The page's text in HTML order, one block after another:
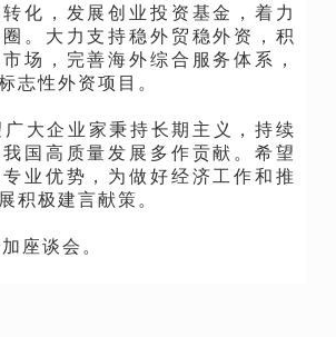
化，发展创业投资基金，着力
。大力支持稳外贸稳外资，积
场，完善海外综合服务体系，
志性外资项目。
广大企业家秉持长期主义，持续
国高质量发展多作贡献。希望
业优势，为做好经济工作和推
积极建言献策。
座谈会。